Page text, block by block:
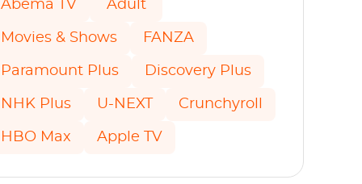
Abema TV Adult
Movies & Shows FANZA
Paramount Plus Discovery Plus
NHK Plus U-NEXT Crunchyroll
HBO Max Apple TV